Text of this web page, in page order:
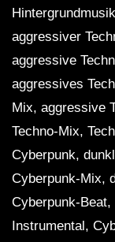
aggressiver
aggressive
aggressives
Mix, aggressive
Techno-Mix,
Cyberpunk,
Cyberpunk-Mix,
Cyberpunk-
Instrumental,